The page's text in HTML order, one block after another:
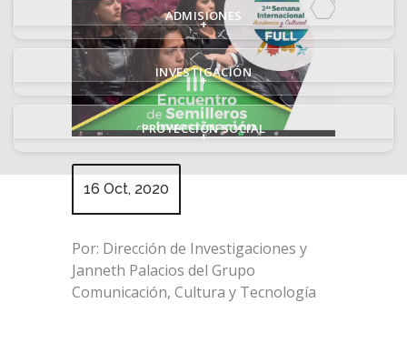
ADMISIONES
+
INVESTIGACIÓN
+
PROYECCIÓN SOCIAL
+
16 Oct, 2020
Por: Dirección de Investigaciones y
Janneth Palacios del Grupo
Comunicación, Cultura y Tecnología